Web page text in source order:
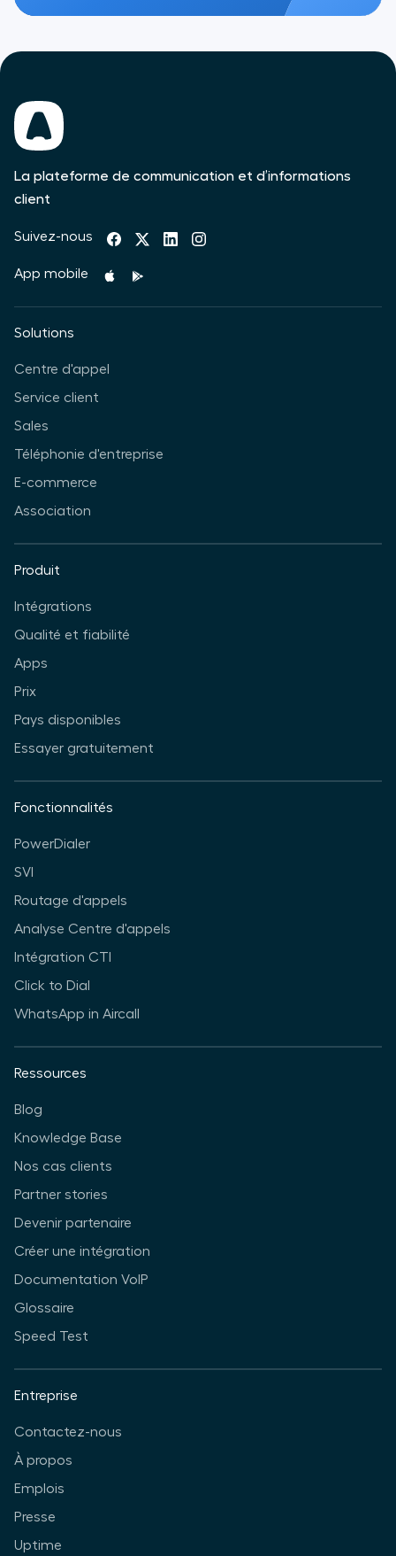
La plateforme de communication et d’informations
client
Suivez-nous
App mobile
Solutions
Centre d'appel
Service client
Sales
Téléphonie d'entreprise
E-commerce
Association
Produit
Intégrations
Qualité et fiabilité
Apps
Prix
Pays disponibles
Essayer gratuitement
Fonctionnalités
PowerDialer
SVI
Routage d'appels
Analyse Centre d'appels
Intégration CTI
Click to Dial
WhatsApp in Aircall
Ressources
Blog
Knowledge Base
Nos cas clients
Partner stories
Devenir partenaire
Créer une intégration
Documentation VoIP
Glossaire
Speed Test
Entreprise
Contactez-nous
À propos
Emplois
Presse
Uptime